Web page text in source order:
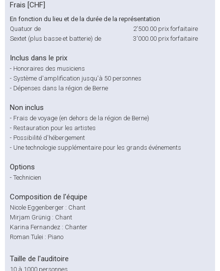
Frais [CHF]
En fonction du lieu et de la durée de la représentation
Quatuor de
2'500.00 prix forfaitaire
Sextet (plus basse et batterie) de
3'000.00 prix forfaitaire
Inclus dans le prix
- Honoraires des musiciens
- Système d'amplification jusqu'à 50 personnes
- Dépenses dans la région de Berne
Non inclus
- Frais de voyage (en dehors de la région de Berne)
- Restauration pour les artistes
- Possibilité d'hébergement
- Une technologie supplémentaire pour les grands événements
Options
- Technicien
Composition de l'équipe
Nicole Eggenberger : Chant
Mirjam Grünig : Chant
Karina Fernandez : Chanter
Roman Tulei : Piano
Taille de l'auditoire
10 à 1000 personnes